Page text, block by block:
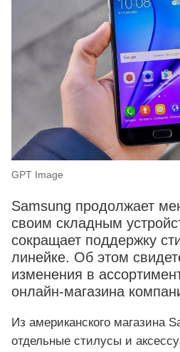
GPT Image
Samsung продолжает
своим складным
сокращает поддержку
линейке. Об этом
изменения в
онлайн-магазина
Из американского магазина
отдельные стилусы и